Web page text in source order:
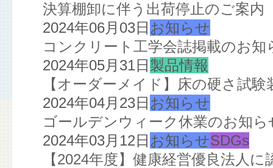
決算棚卸に伴う出荷停止のご案内
2024年06月03日 お知らせ
コンクリート工学会誌掲載のお知
2024年05月31日 製品情報
【オーダーメイド】床の硬さ試
2024年04月23日 お知らせ
ゴールデンウィーク休業のお知ら
2024年03月12日 お知らせSDGs
【2024年度】健康経営優良法人